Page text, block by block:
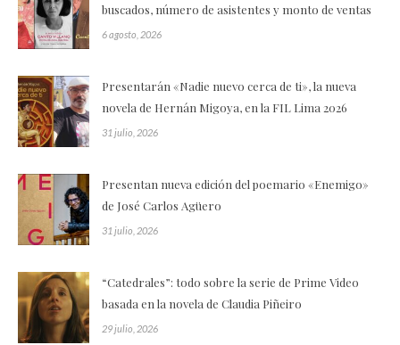
buscados, número de asistentes y monto de ventas
6 agosto, 2026
Presentarán «Nadie nuevo cerca de ti», la nueva
novela de Hernán Migoya, en la FIL Lima 2026
31 julio, 2026
Presentan nueva edición del poemario «Enemigo»
de José Carlos Agüero
31 julio, 2026
“Catedrales”: todo sobre la serie de Prime Video
basada en la novela de Claudia Piñeiro
29 julio, 2026